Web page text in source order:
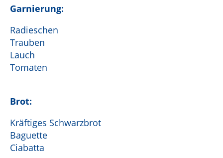
Garnierung:
Radieschen
Trauben
Lauch
Tomaten
Brot:
Kräftiges Schwarzbrot
Baguette
Ciabatta